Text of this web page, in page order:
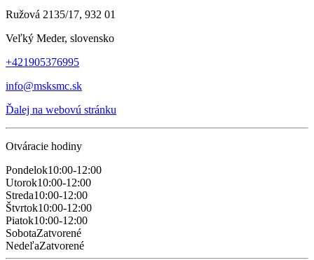
Ružová 2135/17, 932 01
Veľký Meder, slovensko
+421905376995
info@msksmc.sk
Ďalej na webovú stránku
Otváracie hodiny
Pondelok10:00-12:00
Utorok10:00-12:00
Streda10:00-12:00
Štvrtok10:00-12:00
Piatok10:00-12:00
SobotaZatvorené
NedeľaZatvorené